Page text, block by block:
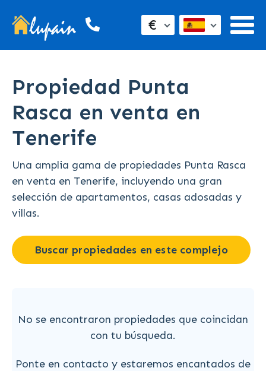
€
Propiedad Punta
Rasca en venta en
Tenerife
Una amplia gama de propiedades Punta Rasca
en venta en Tenerife, incluyendo una gran
selección de apartamentos, casas adosadas y
villas.
Buscar propiedades en este complejo
No se encontraron propiedades que coincidan
con tu búsqueda.
Ponte en contacto y estaremos encantados de